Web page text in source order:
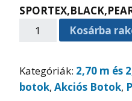
Kosárba
Kategóriák: 2,70 m és
botok, Akciós Botok,